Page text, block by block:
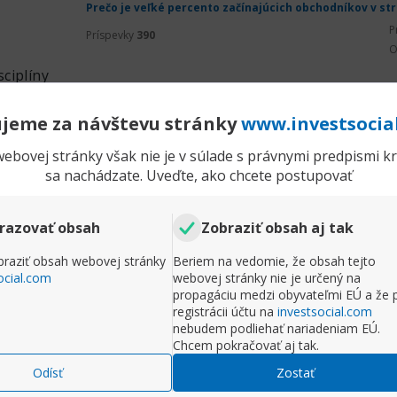
za návštevu stránky
stránky však nie je v súlade s právnymi predpismi
sa nachádzate. Uveďte, ako chcete postupovať
obsah
obsah webovej stránky
Odísť
Zobraziť obsah aj tak
Beriem na vedomie, že obsah tejto
webovej stránky nie je určený na
propagáciu medzi obyvateľmi EÚ a že
registrácii účtu na investsocial.com
nebudem podliehať nariadeniam EÚ.
Chcem pokračovať aj tak.
Zostať
Prečo je veľké percento začínajúcich obchodníkov v
Príspevky 390
ale forex obchodovanie je rovnaké ako keď
/nedodržuje pravidlá/ tak ten neberie svoj biznis
medzi tých obchodníkov, ktorí si stanovia
take profit, vstup, výstup) a potom ich v praxi
obchodovaniu ?
Komentr
Prečo je veľké percento začínajúcich obchodníkov v
Príspevky253